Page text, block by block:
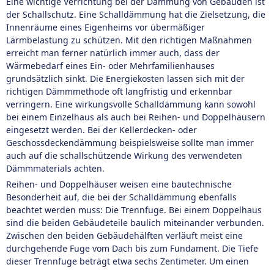
der Schallschutz. Eine Schalldämmung hat die Zielsetzung, die
Innenräume eines Eigenheims vor übermäßiger
Lärmbelastung zu schützen. Mit den richtigen Maßnahmen
erreicht man ferner natürlich immer auch, dass der
Wärmebedarf eines Ein- oder Mehrfamilienhauses
grundsätzlich sinkt. Die Energiekosten lassen sich mit der
richtigen Dämmmethode oft langfristig und erkennbar
verringern. Eine wirkungsvolle Schalldämmung kann sowohl
bei einem Einzelhaus als auch bei Reihen- und Doppelhäusern
eingesetzt werden. Bei der Kellerdecken- oder
Geschossdeckendämmung beispielsweise sollte man immer
auch auf die schallschützende Wirkung des verwendeten
Dämmmaterials achten.
Reihen- und Doppelhäuser weisen eine bautechnische
Besonderheit auf, die bei der Schalldämmung ebenfalls
beachtet werden muss: Die Trennfuge. Bei einem Doppelhaus
sind die beiden Gebäudeteile baulich miteinander verbunden.
Zwischen den beiden Gebäudehälften verläuft meist eine
durchgehende Fuge vom Dach bis zum Fundament. Die Tiefe
dieser Trennfuge beträgt etwa sechs Zentimeter. Um einen